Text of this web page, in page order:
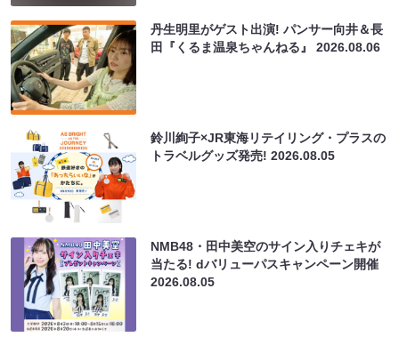
丹生明里がゲスト出演! パンサー向井＆長
田『くるま温泉ちゃんねる』2026.08.06
鈴川絢子×JR東海リテイリング・プラスの
トラベルグッズ発売!2026.08.05
NMB48・田中美空のサイン入りチェキが
当たる! dバリューパスキャンペーン開催
2026.08.05